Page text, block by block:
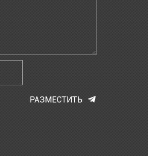
РАЗМЕСТИТЬ